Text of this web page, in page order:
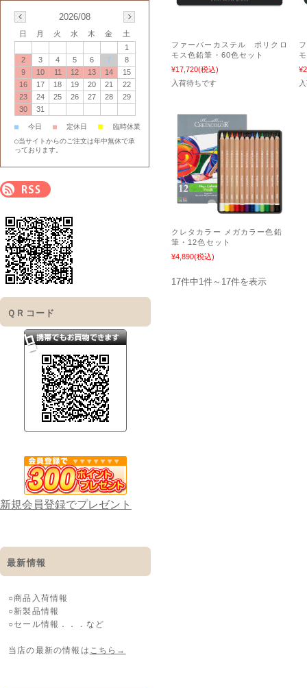
ファーバーカステル ポリクロ
モス色鉛筆・60色セット
¥17,720(税込)
入荷待ちです
クレタカラー メガカラー色鉛
筆・12色セット
¥4,890(税込)
17件中1件～17件を表示
2026/08
日 月 火 水 木 金
土
1
2
3 4 5 6 7
8
9
10 11 12 13 14
15
16
17 18 19 20 21
22
23
24 25 26 27 28
29
30
31
■ 今日 ■ 定休日 ■
臨時休業
○当サイトからのご注文は年中無休で承
っております。
ＱＲコード
新規会員登録でプレゼント
最新情報
○商品入荷情報
○新製品情報
○セール情報．．．など
当店の最新の情報は こちら→